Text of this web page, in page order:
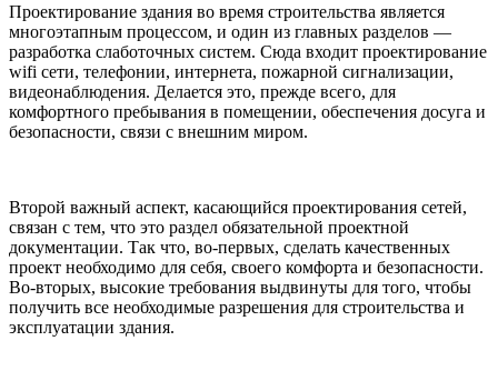
Проектирование здания во время строительства является
многоэтапным процессом, и один из главных разделов —
разработка слаботочных систем. Сюда входит проектирование
wifi сети, телефонии, интернета, пожарной сигнализации,
видеонаблюдения. Делается это, прежде всего, для
комфортного пребывания в помещении, обеспечения досуга и
безопасности, связи с внешним миром.
Второй важный аспект, касающийся проектирования сетей,
связан с тем, что это раздел обязательной проектной
документации. Так что, во-первых, сделать качественных
проект необходимо для себя, своего комфорта и безопасности.
Во-вторых, высокие требования выдвинуты для того, чтобы
получить все необходимые разрешения для строительства и
эксплуатации здания.